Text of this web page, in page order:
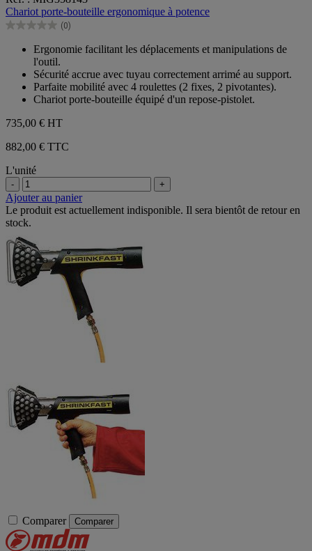
sur
5
étoiles.
Chariot porte-bouteille ergonomique à potence
(0)
0.0
étoiles.
Ergonomie facilitant les déplacements et manipulations de
l'outil.
Sécurité accrue avec tuyau correctement arrimé au support.
Parfaite mobilité avec 4 roulettes (2 fixes, 2 pivotantes).
Chariot porte-bouteille équipé d'un repose-pistolet.
735,00 € HT
882,00 € TTC
L'unité
- +
Ajouter au panier
Le produit est actuellement indisponible. Il sera bientôt de retour en
stock.
Comparer Comparer